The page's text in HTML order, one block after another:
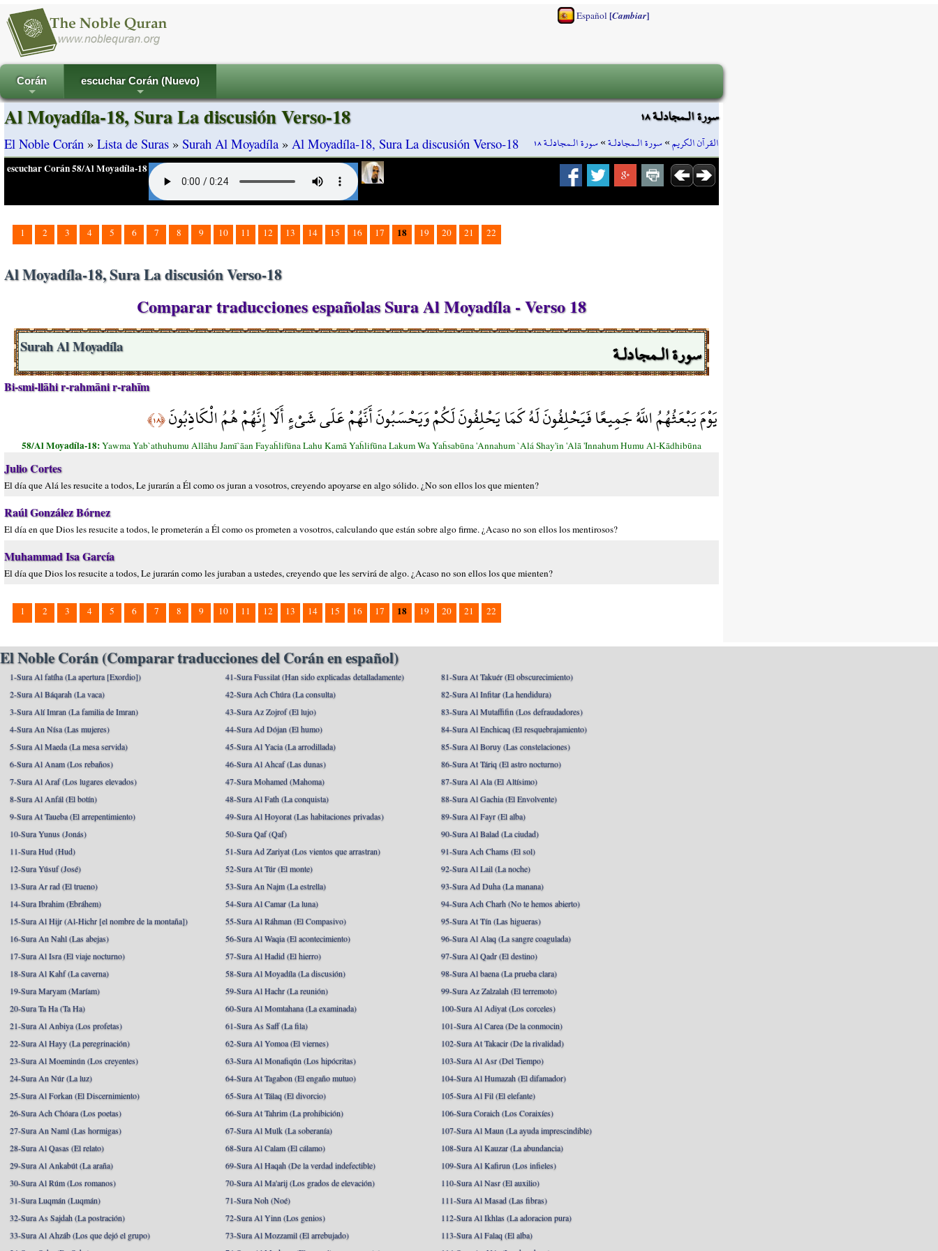
Español [Cambiar]
+
Corán
+
escuchar Corán (Nuevo)
سورة الـمجادلـة ١٨
القرآن الكريم»سورة الـمجادلـة»سورة الـمجادلـة ١٨
Al Moyadíla-18, Sura La discusión Verso-18
El Noble Corán » Lista de Suras » Surah Al Moyadíla » Al Moyadíla-18, Sura La discusión Verso-18
escuchar Corán 58/Al Moyadíla-18
1 2 3 4 5 6 7 8 9 10 11 12 13 14 15 16 17 18 19 20 21 22
Al Moyadíla-18, Sura La discusión Verso-18
Comparar traducciones españolas Sura Al Moyadíla - Verso 18
سورة الـمجادلـة Surah Al Moyadíla
Bi-smi-llāhi r-rahmāni r-rahīm
يَوْمَ يَبْعَثُهُمُ اللَّهُ جَمِيعًا فَيَحْلِفُونَ لَهُ كَمَا يَحْلِفُونَ لَكُمْ وَيَحْسَبُونَ أَنَّهُمْ عَلَى شَيْءٍ أَلَا إِنَّهُمْ هُمُ الْكَاذِبُونَ﴿١٨﴾
58/Al Moyadíla-18:Yawma Yab`athuhumu Allāhu Jamī`āan Fayaĥlifūna Lahu Kamā Yaĥlifūna Lakum Wa Yaĥsabūna 'Annahum `Alá Shay'in 'Alā 'Innahum Humu Al-Kādhibūna
Julio Cortes
El día que Alá les resucite a todos, Le jurarán a Él como os juran a vosotros, creyendo apoyarse en algo sólido. ¿No son ellos los que mienten?
Raúl González Bórnez
El día en que Dios les resucite a todos, le prometerán a Él como os prometen a vosotros, calculando que están sobre algo firme. ¿Acaso no son ellos los mentirosos?
Muhammad Isa García
El día que Dios los resucite a todos, Le jurarán como les juraban a ustedes, creyendo que les servirá de algo. ¿Acaso no son ellos los que mienten?
1 2 3 4 5 6 7 8 9 10 11 12 13 14 15 16 17 18 19 20 21 22
El Noble Corán (Comparar traducciones del Corán en español)
1-Sura Al fatíha (La apertura [Exordio])
2-Sura Al Báqarah (La vaca)
3-Sura Alí Imran (La familia de Imran)
4-Sura An Nísa (Las mujeres)
5-Sura Al Maeda (La mesa servida)
6-Sura Al Anam (Los rebaños)
7-Sura Al Araf (Los lugares elevados)
8-Sura Al Anfál (El botín)
9-Sura At Taueba (El arrepentimiento)
10-Sura Yunus (Jonás)
11-Sura Hud (Hud)
12-Sura Yúsuf (José)
13-Sura Ar rad (El trueno)
14-Sura Ibrahim (Ebráhem)
15-Sura Al Hijr (Al-Hichr [el nombre de la montaña])
16-Sura An Nahl (Las abejas)
17-Sura Al Isra (El viaje nocturno)
18-Sura Al Kahf (La caverna)
19-Sura Maryam (Maríam)
20-Sura Ta Ha (Ta Ha)
21-Sura Al Anbiya (Los profetas)
22-Sura Al Hayy (La peregrinación)
23-Sura Al Moeminún (Los creyentes)
24-Sura An Núr (La luz)
25-Sura Al Forkan (El Discernimiento)
26-Sura Ach Chóara (Los poetas)
27-Sura An Naml (Las hormigas)
28-Sura Al Qasas (El relato)
29-Sura Al Ankabút (La araña)
30-Sura Al Rúm (Los romanos)
31-Sura Luqmán (Luqmán)
32-Sura As Sajdah (La postración)
33-Sura Al Ahzáb (Los que dejó el grupo)
41-Sura Fussilat (Han sido explicadas detalladamente)
42-Sura Ach Chúra (La consulta)
43-Sura Az Zojrof (El lujo)
44-Sura Ad Dójan (El humo)
45-Sura Al Yacia (La arrodillada)
46-Sura Al Ahcaf (Las dunas)
47-Sura Mohamed (Mahoma)
48-Sura Al Fath (La conquista)
49-Sura Al Hoyorat (Las habitaciones privadas)
50-Sura Qaf (Qaf)
51-Sura Ad Zariyat (Los vientos que arrastran)
52-Sura At Túr (El monte)
53-Sura An Najm (La estrella)
54-Sura Al Camar (La luna)
55-Sura Al Ráhman (El Compasivo)
56-Sura Al Waqia (El acontecimiento)
57-Sura Al Hadid (El hierro)
58-Sura Al Moyadíla (La discusión)
59-Sura Al Hachr (La reunión)
60-Sura Al Momtahana (La examinada)
61-Sura As Saff (La fila)
62-Sura Al Yomoa (El viernes)
63-Sura Al Monafiqún (Los hipócritas)
64-Sura At Tagabon (El engaño mutuo)
65-Sura At Tálaq (El divorcio)
66-Sura At Tahrim (La prohibición)
67-Sura Al Mulk (La soberanía)
68-Sura Al Calam (El cálamo)
69-Sura Al Haqah (De la verdad indefectible)
70-Sura Al Ma'arij (Los grados de elevación)
71-Sura Noh (Noé)
72-Sura Al Yinn (Los genios)
73-Sura Al Mozzamil (El arrebujado)
81-Sura At Takuér (El obscurecimiento)
82-Sura Al Infitar (La hendidura)
83-Sura Al Mutaffifin (Los defraudadores)
84-Sura Al Enchicaq (El resquebrajamiento)
85-Sura Al Boruy (Las constelaciones)
86-Sura At Táriq (El astro nocturno)
87-Sura Al Ala (El Altísimo)
88-Sura Al Gachia (El Envolvente)
89-Sura Al Fayr (El alba)
90-Sura Al Balad (La ciudad)
91-Sura Ach Chams (El sol)
92-Sura Al Lail (La noche)
93-Sura Ad Duha (La manana)
94-Sura Ach Charh (No te hemos abierto)
95-Sura At Tín (Las higueras)
96-Sura Al Alaq (La sangre coagulada)
97-Sura Al Qadr (El destino)
98-Sura Al baena (La prueba clara)
99-Sura Az Zalzalah (El terremoto)
100-Sura Al Adiyat (Los corceles)
101-Sura Al Carea (De la conmocin)
102-Sura At Takacir (De la rivalidad)
103-Sura Al Asr (Del Tiempo)
104-Sura Al Humazah (El difamador)
105-Sura Al Fil (El elefante)
106-Sura Coraich (Los Coraixíes)
107-Sura Al Maun (La ayuda imprescindible)
108-Sura Al Kauzar (La abundancia)
109-Sura Al Kafirun (Los infieles)
110-Sura Al Nasr (El auxilio)
111-Sura Al Masad (Las fibras)
112-Sura Al Ikhlas (La adoracion pura)
113-Sura Al Falaq (El alba)